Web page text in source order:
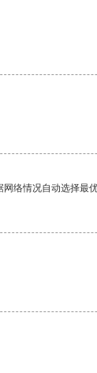
络情况自动选择最